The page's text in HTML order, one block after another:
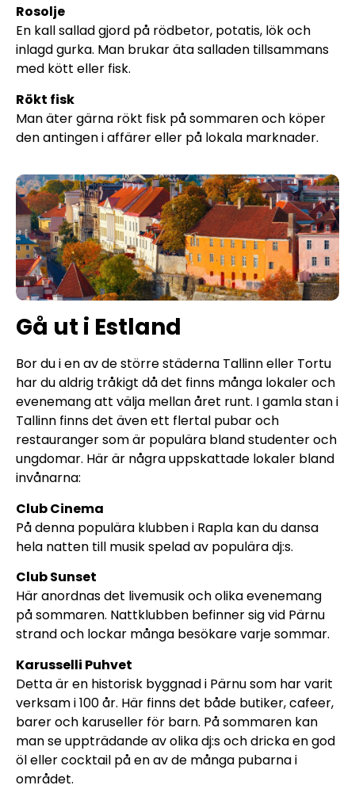
Rosolje
En kall sallad gjord på rödbetor, potatis, lök och
inlagd gurka. Man brukar äta salladen tillsammans
med kött eller fisk.
Rökt fisk
Man äter gärna rökt fisk på sommaren och köper
den antingen i affärer eller på lokala marknader.
Gå ut i Estland
Bor du i en av de större städerna Tallinn eller Tortu
har du aldrig tråkigt då det finns många lokaler och
evenemang att välja mellan året runt. I gamla stan i
Tallinn finns det även ett flertal pubar och
restauranger som är populära bland studenter och
ungdomar. Här är några uppskattade lokaler bland
invånarna:
Club Cinema
På denna populära klubben i Rapla kan du dansa
hela natten till musik spelad av populära dj:s.
Club Sunset
Här anordnas det livemusik och olika evenemang
på sommaren. Nattklubben befinner sig vid Pärnu
strand och lockar många besökare varje sommar.
Karusselli Puhvet
Detta är en historisk byggnad i Pärnu som har varit
verksam i 100 år. Här finns det både butiker, cafeer,
barer och karuseller för barn. På sommaren kan
man se uppträdande av olika dj:s och dricka en god
öl eller cocktail på en av de många pubarna i
området.